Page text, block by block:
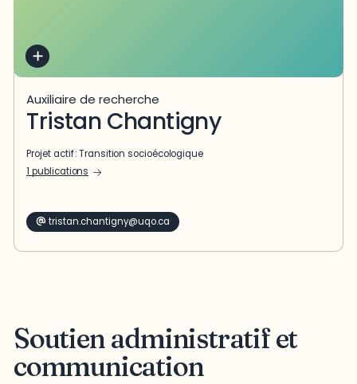
Auxiliaire de recherche
Tristan Chantigny
Projet actif :Transition socioécologique
1 publications
tristan.chantigny@uqo.ca
Soutien administratif et
communication